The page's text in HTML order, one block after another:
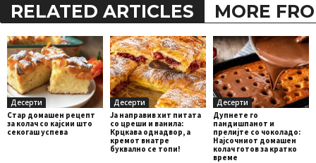
RELATED ARTICLES MORE
Десерти
Стар домашен рецепт
за колач со кајсии што
секогаш успева
Десерти
Ја направив хит питата
со цреши и ванила:
Крцкава однадвор, а
кремот внатре
буквално се топи!
Десерти
Дупнете го
пандишпанот и
прелијте со чоколадо:
Најсочниот домашен
колач готов за кратко
време